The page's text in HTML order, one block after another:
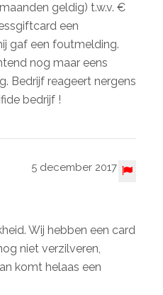
geldig) t.w.v. €
een
gaf een foutmelding.
nog maar eens
Bedrijf reageert nergens
bedrijf !
5 december 2017
Wij hebben een card
niet verzilveren,
komt helaas een